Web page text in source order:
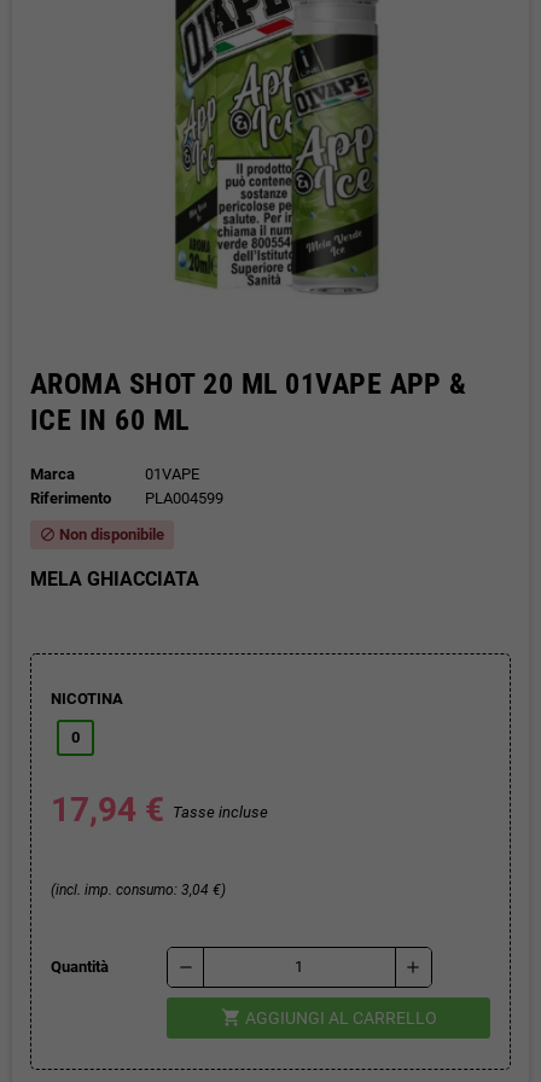
AROMA SHOT 20 ML 01VAPE APP &
ICE IN 60 ML
Marca
01VAPE
Riferimento
PLA004599
block Non disponibile
MELA GHIACCIATA
NICOTINA
0
17,94 € Tasse incluse
(incl. imp. consumo: 3,04 €)
Quantità remove add
shopping_cart AGGIUNGI AL CARRELLO